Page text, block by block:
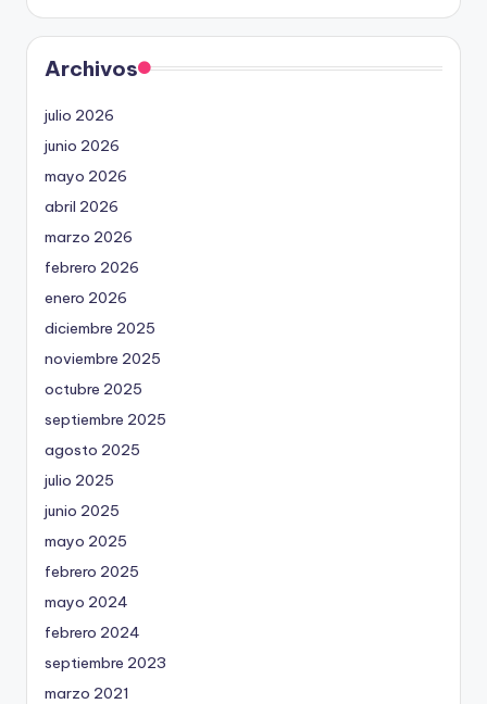
Archivos
julio 2026
junio 2026
mayo 2026
abril 2026
marzo 2026
febrero 2026
enero 2026
diciembre 2025
noviembre 2025
octubre 2025
septiembre 2025
agosto 2025
julio 2025
junio 2025
mayo 2025
febrero 2025
mayo 2024
febrero 2024
septiembre 2023
marzo 2021